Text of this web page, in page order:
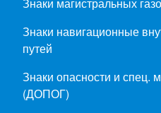
Знаки навигационные
путей
Знаки опасности и спец.
(ДОПОГ)